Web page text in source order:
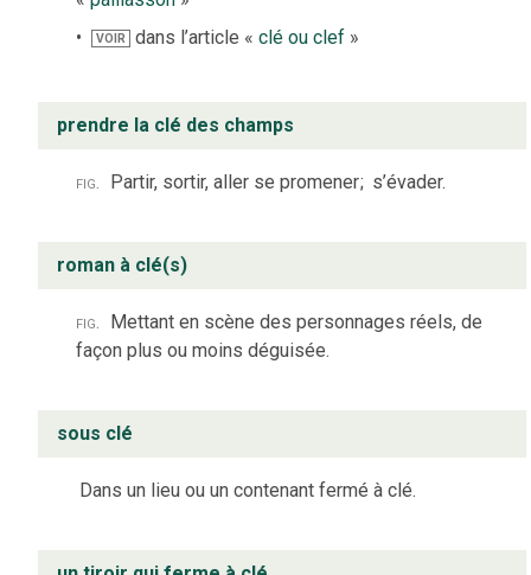
VOIR dans l’article «clé ou clef »
prendre la clé des champs
fig. Partir, sortir, aller se promener; s’évader.
roman à clé(s)
fig.
Mettant en scène des personnages réels, de
façon plus ou moins déguisée.
sous clé
Dans un lieu ou un contenant fermé à clé.